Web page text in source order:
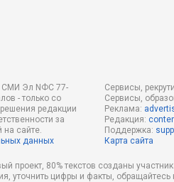
СМИ Эл NФС 77-
- только со
редакции
за
на сайте.
данных
Сервисы,
Сервисы,
Реклама:
Редакция:
Поддержка:
Карта сайта
проект, 80% текстов созданы
уточнить цифры и факты,